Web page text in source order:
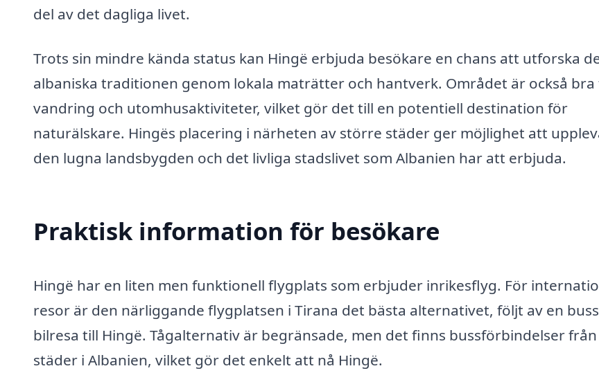
del av det dagliga livet.
Trots sin mindre kända status kan Hingë erbjuda besökare en chans att utforska
albaniska traditionen genom lokala maträtter och hantverk. Området är också
vandring och utomhusaktiviteter, vilket gör det till en potentiell destination för
naturälskare. Hingës placering i närheten av större städer ger möjlighet att
den lugna landsbygden och det livliga stadslivet som Albanien har att erbjuda.
Praktisk information för besökare
Hingë har en liten men funktionell flygplats som erbjuder inrikesflyg. För
resor är den närliggande flygplatsen i Tirana det bästa alternativet, följt av en
bilresa till Hingë. Tågalternativ är begränsade, men det finns bussförbindelser
städer i Albanien, vilket gör det enkelt att nå Hingë.